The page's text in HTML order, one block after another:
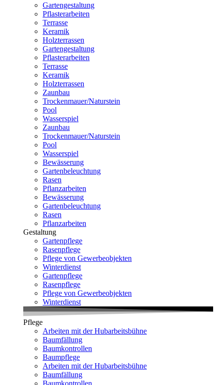
Gartengestaltung
Pflasterarbeiten
Terrasse
Keramik
Holzterrassen
Gartengestaltung
Pflasterarbeiten
Terrasse
Keramik
Holzterrassen
Zaunbau
Trockenmauer/Naturstein
Pool
Wasserspiel
Zaunbau
Trockenmauer/Naturstein
Pool
Wasserspiel
Bewässerung
Gartenbeleuchtung
Rasen
Pflanzarbeiten
Bewässerung
Gartenbeleuchtung
Rasen
Pflanzarbeiten
Gestaltung
Gartenpflege
Rasenpflege
Pflege von Gewerbeobjekten
Winterdienst
Gartenpflege
Rasenpflege
Pflege von Gewerbeobjekten
Winterdienst
Pflege
Arbeiten mit der Hubarbeitsbühne
Baumfällung
Baumkontrollen
Baumpflege
Arbeiten mit der Hubarbeitsbühne
Baumfällung
Baumkontrollen